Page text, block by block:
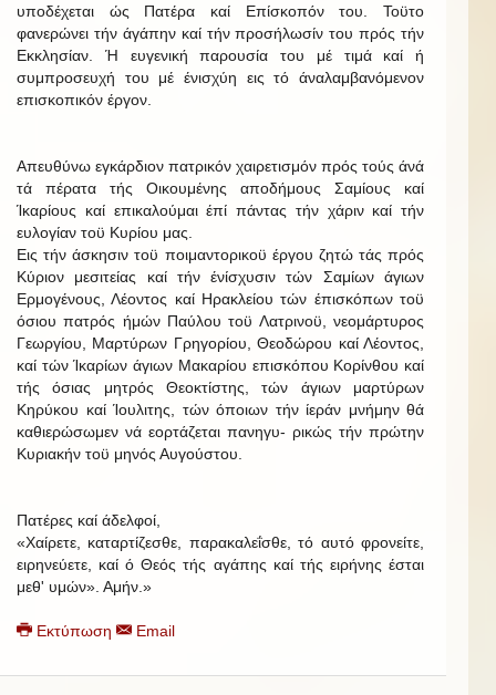
υποδέχεται ώς Πατέρα καί Επίσκοπόν του. Τοϋτο
φανερώνει τήν άγάπην καί τήν προσήλωσίν του πρός τήν
Εκκλησίαν. Ή ευγενική παρουσία του μέ τιμά καί ή
συμπροσευχή του μέ ένισχύη εις τό άναλαμβανόμενον
επισκοπικόν έργον.
Απευθύνω εγκάρδιον πατρικόν χαιρετισμόν πρός τούς άνά
τά πέρατα τής Οικουμένης αποδήμους Σαμίους καί
Ίκαρίους καί επικαλούμαι έπί πάντας τήν χάριν καί τήν
ευλογίαν τοϋ Κυρίου μας.
Εις τήν άσκησιν τοϋ ποιμαντορικοϋ έργου ζητώ τάς πρός
Κύριον μεσιτείας καί τήν ένίσχυσιν τών Σαμίων άγιων
Ερμογένους, Λέοντος καί Ηρακλείου τών έπισκόπων τοϋ
όσιου πατρός ήμών Παύλου τοϋ Λατρινοϋ, νεομάρτυρος
Γεωργίου, Μαρτύρων Γρηγορίου, Θεοδώρου καί Λέοντος,
καί τών Ίκαρίων άγιων Μακαρίου επισκόπου Κορίνθου καί
τής όσιας μητρός Θεοκτίστης, τών άγιων μαρτύρων
Κηρύκου καί Ίουλιτης, τών όποιων τήν ίεράν μνήμην θά
καθιερώσωμεν νά εορτάζεται πανηγυ- ρικώς τήν πρώτην
Κυριακήν τοϋ μηνός Αυγούστου.
Πατέρες καί άδελφοί,
«Χαίρετε, καταρτίζεσθε, παρακαλεΐσθε, τό αυτό φρονείτε,
ειρηνεύετε, καί ό Θεός τής αγάπης καί τής ειρήνης έσται
μεθ' υμών». Αμήν.»
Εκτύπωση Email